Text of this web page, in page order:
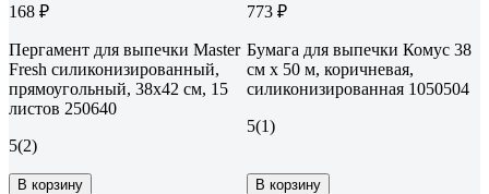
168 ₽
Пергамент для выпечки Master
Fresh силиконизированный,
прямоугольный, 38x42 см, 15
листов 250640
5(2)
В корзину
773 ₽
Бумага для выпечки Комус 38
см x 50 м, коричневая,
силиконизированная 1050504
5(1)
В корзину